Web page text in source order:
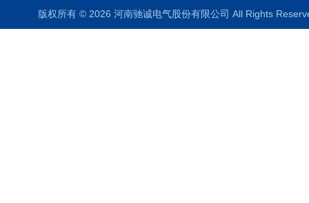
版权所有 © 2026 河南驰诚电气股份有限公司 All Rights